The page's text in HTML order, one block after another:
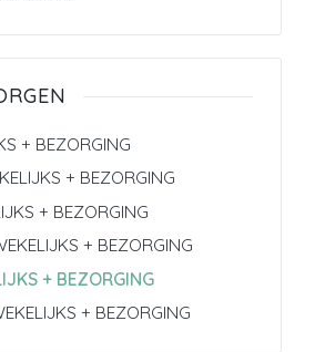
+ BEZORGING
+ BEZORGING
+ BEZORGING
+ BEZORGING
+ BEZORGING
+ BEZORGING